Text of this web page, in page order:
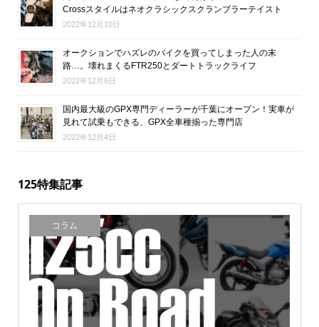
Crossスタイルはネオクラシックスクランブラーテイスト
2022年12月10日
オークションでハズレのバイクを買ってしまった人の末
路…。壊れまくるFTR250とダートトラックライフ
2022年12月6日
国内最大級のGPX専門ディーラーが千葉にオープン！実車が
見れて試乗もできる、GPX全車種揃った専門店
2022年12月4日
125特集記事
コラム